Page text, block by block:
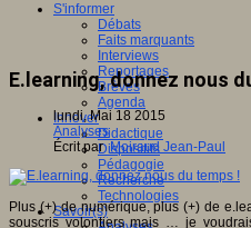
S'informer
Débats
Faits marquants
Interviews
Reportages
Brèves
Agenda
Innover
Didactique
Dispositifs
Pédagogie
Recherche
Technologies
Savoir(s)
E.learning, donnez nous
lundi, Mai 18 2015
Analyses
Écrit parMoiraud Jean-Paul
Plus (+) de numérique, plus (+) de
souscris volontiers mais … je